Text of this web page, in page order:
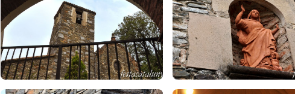
Curiositats
El campanar inclinat de l'església de Sant Julià del Montseny
El campanar del segle XII és de torre quadrada, de carreu i paredat. És
trobem, sota el cos de les campanes, una arcuació cega a cada costat,